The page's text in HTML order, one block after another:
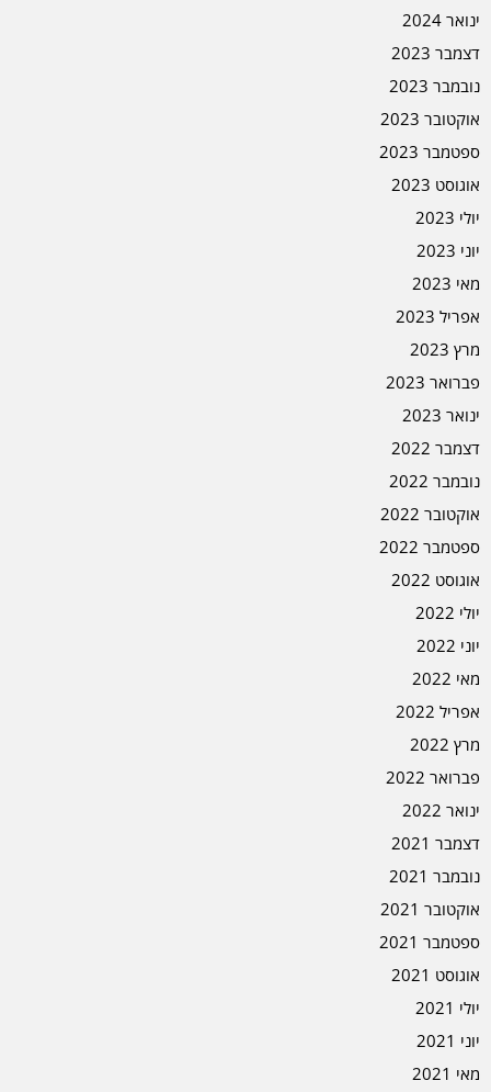
ינואר 2024
דצמבר 2023
נובמבר 2023
אוקטובר 2023
ספטמבר 2023
אוגוסט 2023
יולי 2023
יוני 2023
מאי 2023
אפריל 2023
מרץ 2023
פברואר 2023
ינואר 2023
דצמבר 2022
נובמבר 2022
אוקטובר 2022
ספטמבר 2022
אוגוסט 2022
יולי 2022
יוני 2022
מאי 2022
אפריל 2022
מרץ 2022
פברואר 2022
ינואר 2022
דצמבר 2021
נובמבר 2021
אוקטובר 2021
ספטמבר 2021
אוגוסט 2021
יולי 2021
יוני 2021
מאי 2021